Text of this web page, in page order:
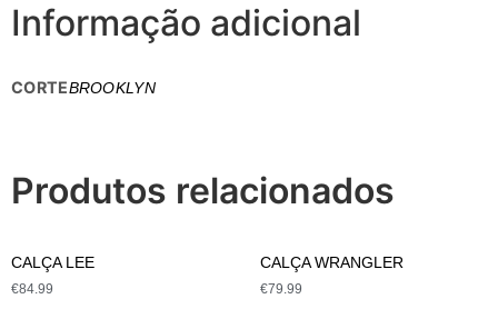
Informação adicional
CORTEBROOKLYN
Produtos relacionados
CALÇA LEE
€84.99
CALÇA WRANGLER
€79.99